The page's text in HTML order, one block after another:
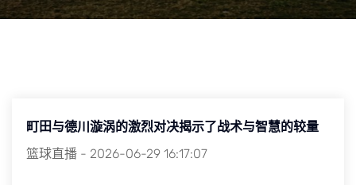
町田与德川漩涡的激烈对决揭示了战术与智慧的较量
篮球直播 - 2026-06-29 16:17:07